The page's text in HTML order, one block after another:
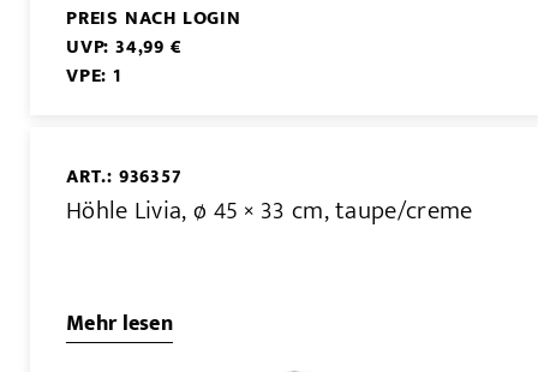
PREIS NACH LOGIN
UVP: 34,99 €
VPE: 1
ART.: 936357
Höhle Livia, ø 45 × 33 cm, taupe/creme
Mehr lesen